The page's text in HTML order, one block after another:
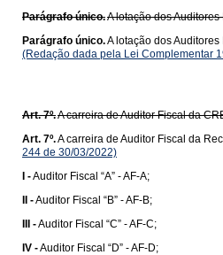
Parágrafo único.A lotação dos
Parágrafo único.A lotação dos
(Redação dada pela Lei Complementar
Art. 7º.A carreira de Auditor Fiscal da
Art. 7º.A carreira de Auditor Fiscal da
244 de 30/03/2022)
I -Auditor Fiscal “A” - AF-A;
II -Auditor Fiscal “B” - AF-B;
III -Auditor Fiscal “C” - AF-C;
IV -Auditor Fiscal “D” - AF-D;